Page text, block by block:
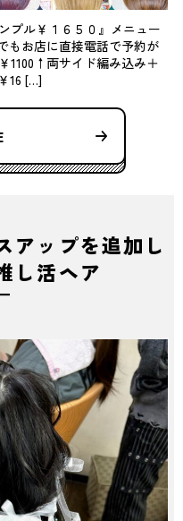
プル￥１６５０』メニュー
もお店に直接電話で予約が
1100↑両サイド編み込み＋
16 […]
アップを追加し
し活ヘア